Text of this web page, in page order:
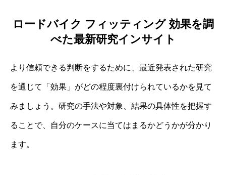
ロードバイク フィッティング 効果を調
べた最新研究インサイト
より信頼できる判断をするために、最近発表された研究
を通じて「効果」がどの程度裏付けられているかを見て
みましょう。研究の手法や対象、結果の具体性を把握す
ることで、自分のケースに当てはまるかどうかが分かり
ます。